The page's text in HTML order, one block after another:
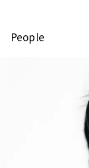
People